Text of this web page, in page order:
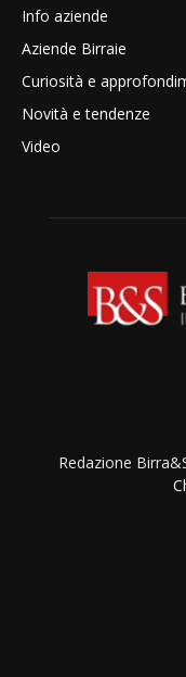
Info aziende
Aziende Birraie
Curiosità e
Novità e tendenze
Video
Redazione